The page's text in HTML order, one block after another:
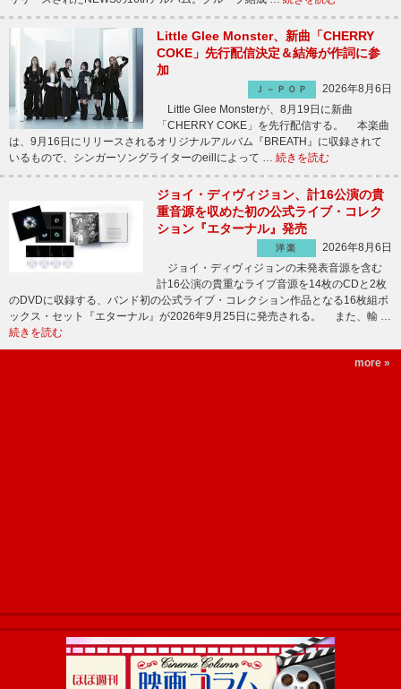
Little Glee Monster、新曲「CHERRY
COKE」先行配信決定＆結海が作詞に参
加
Ｊ－ＰＯＰ
2026年8月6日
Little Glee Monsterが、8月19日に新曲
「CHERRY COKE」を先行配信する。 本楽曲
は、9月16日にリリースされるオリジナルアルバム『BREATH』に収録されて
いるもので、シンガーソングライターのeillによって … 続きを読む
ジョイ・ディヴィジョン、計16公演の貴
重音源を収めた初の公式ライブ・コレク
ション『エターナル』発売
洋楽
2026年8月6日
ジョイ・ディヴィジョンの未発表音源を含む
計16公演の貴重なライブ音源を14枚のCDと2枚
のDVDに収録する、バンド初の公式ライブ・コレクション作品となる16枚組ボ
ックス・セット『エターナル』が2026年9月25日に発売される。 また、輸 …
続きを読む
more »